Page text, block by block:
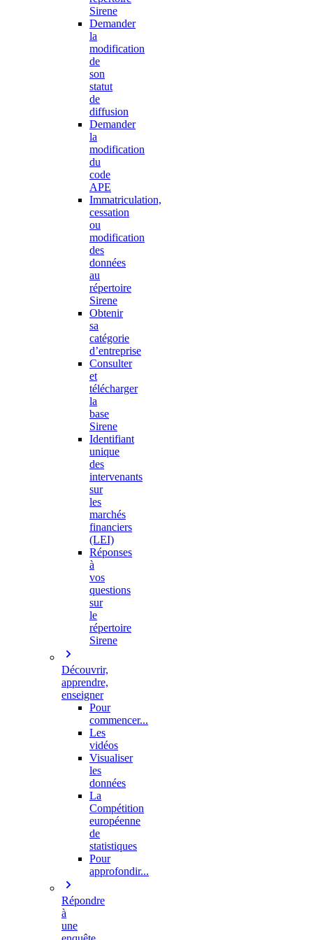
Sirene
Demander
la
modification
de
son
statut
de
diffusion
Demander
la
modification
du
code
APE
Immatriculation,
cessation
ou
modification
des
données
au
répertoire
Sirene
Obtenir
sa
catégorie
d’entreprise
Consulter
et
télécharger
la
base
Sirene
Identifiant
unique
des
intervenants
sur
les
marchés
financiers
(LEI)
Réponses
à
vos
questions
sur
le
répertoire
Sirene
Découvrir,
apprendre,
enseigner
Pour
commencer...
Les
vidéos
Visualiser
les
données
La
Compétition
européenne
de
statistiques
Pour
approfondir...
Répondre
à
une